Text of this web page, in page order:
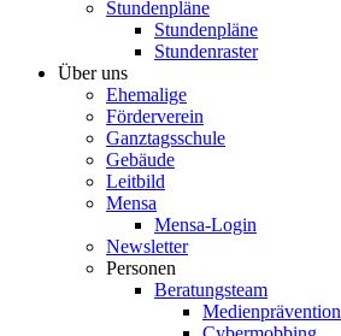
Stundenpläne
Stundenpläne
Stundenraster
Über uns
Ehemalige
Förderverein
Ganztagsschule
Gebäude
Leitbild
Mensa
Mensa-Login
Newsletter
Personen
Beratungsteam
Medienprävention